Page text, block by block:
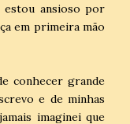
estou ansioso por
em primeira mão
conhecer grande
e de minhas
imaginei que